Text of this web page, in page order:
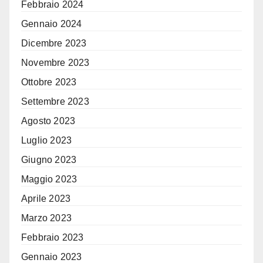
Febbraio 2024
Gennaio 2024
Dicembre 2023
Novembre 2023
Ottobre 2023
Settembre 2023
Agosto 2023
Luglio 2023
Giugno 2023
Maggio 2023
Aprile 2023
Marzo 2023
Febbraio 2023
Gennaio 2023